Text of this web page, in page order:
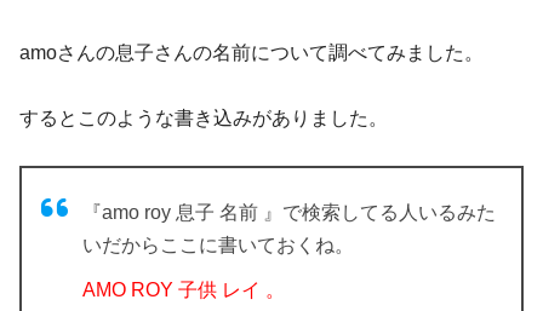
amoさんの息子さんの名前について調べてみました。
するとこのような書き込みがありました。
『amo roy 息子 名前 』で検索してる人いるみた
いだからここに書いておくね。
AMO ROY 子供 レイ 。